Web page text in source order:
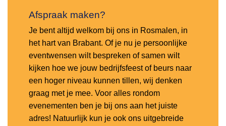
Afspraak maken?
Je bent altijd welkom bij ons in Rosmalen, in
het hart van Brabant. Of je nu je persoonlijke
eventwensen wilt bespreken of samen wilt
kijken hoe we jouw bedrijfsfeest of beurs naar
een hoger niveau kunnen tillen, wij denken
graag met je mee. Voor alles rondom
evenementen ben je bij ons aan het juiste
adres! Natuurlijk kun je ook ons uitgebreide